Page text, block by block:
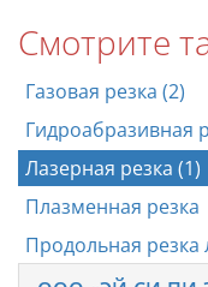
Смотрите
Газовая резка (2)
Гидроабразивная
Лазерная резка (1)
Плазменная резка
Продольная резка